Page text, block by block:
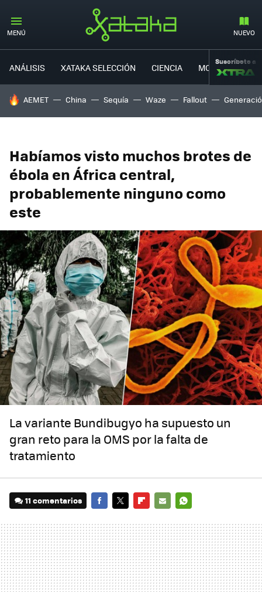
MENÚ NUEVO
ANÁLISIS XATAKA SELECCIÓN CIENCIA MOVILIDAD
Suscríbete a
HOY SE HABLA DE
AEMET China Sequía Waze Fallout
Habíamos visto muchos brotes de
ébola en África central,
probablemente ninguno como
este
La variante Bundibugyo ha supuesto un
gran reto para la OMS por la falta de
tratamiento
11 comentarios
MAIL